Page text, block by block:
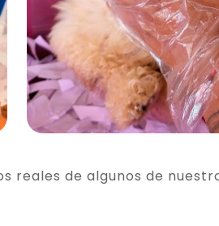
reales de algunos de